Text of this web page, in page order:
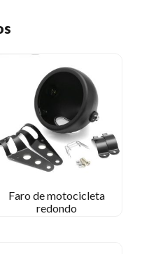
Faro de motocicleta
redondo